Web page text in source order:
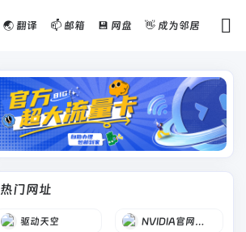
🌏 翻译 📫 邮箱 💾 网盘 👋 成为邻居
热门网址
驱动天空 NVIDIA官网驱动下载